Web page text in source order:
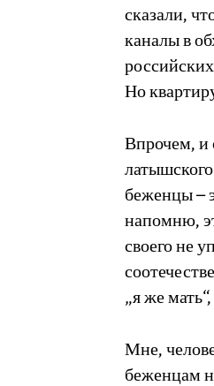
сказали,
каналы в
Но
Впрочем, и
беженцы –
напомню,
своего не
„я же
Мне,
беженцам